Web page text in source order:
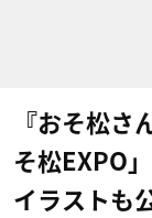
『おそ松さ
そ松EXPO
イラストも